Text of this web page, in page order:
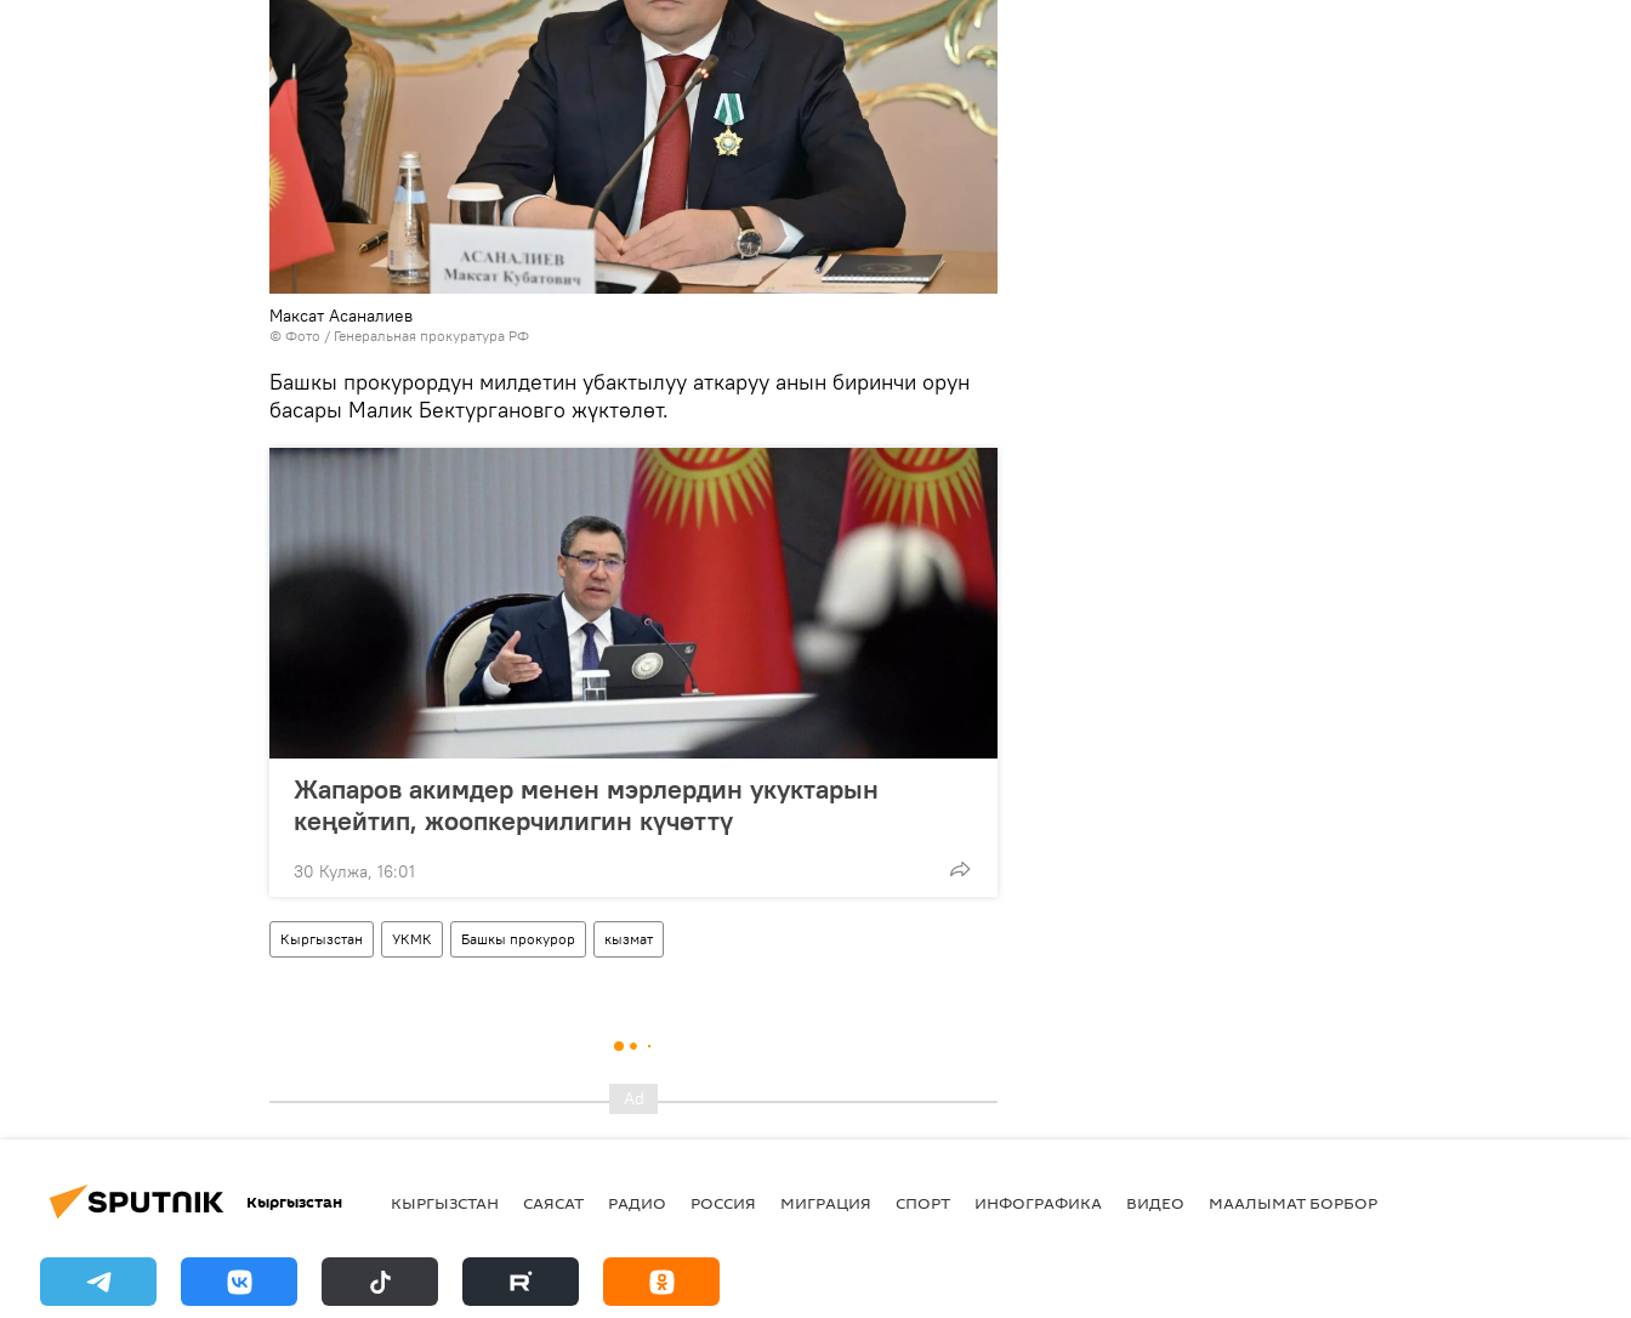
Максат Асаналиев
© Фото / Генеральная прокуратура РФ
Башкы прокурордун милдетин убактылуу аткаруу анын биринчи орун
басары Малик Бектургановго жүктөлөт.
Жапаров акимдер менен мэрлердин укуктарын
кеңейтип, жоопкерчилигин күчөттү
30 Кулжа, 16:01
Кыргызстан УКМК Башкы прокурор кызмат
Кыргызстан КЫРГЫЗСТАН САЯСАТ РАДИО РОССИЯ МИГРАЦИЯ СПОРТ ИНФОГРАФИКА ВИДЕО МААЛЫМАТ БОРБОР